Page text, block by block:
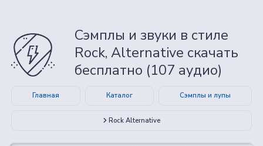
Сэмплы и звуки в стиле
Rock, Alternative скачать
бесплатно (107 аудио)
Главная Каталог Сэмплы и лупы
Rock Alternative